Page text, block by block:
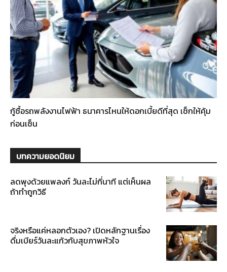
กู้ซื้อรถพลังงานไฟฟ้า ธนาคารไหนให้ดอกเบี้ยดีที่สุด เช็กให้คุ้ม
ก่อนเซ็น
บทความยอดนิยม
ลดพุงด้วยแพลงก์ วันละไม่กี่นาที แต่เห็นผล
ถ้าทำถูกวิธี
จริงหรือแค่หลอกตัวเอง? เปิดหลักฐานเรื่อง
ดื่มเบียร์วันละแก้วกับสุขภาพหัวใจ